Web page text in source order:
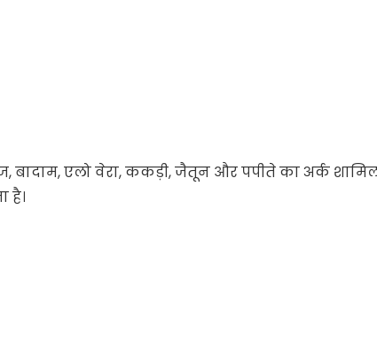
एलो वेरा, ककड़ी, जैतून और पपीते का अर्क
है।